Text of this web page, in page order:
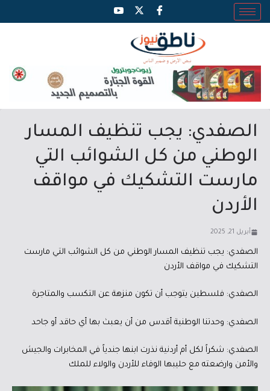
الصفدي: يجب تنظيف المسار
الوطني من كل الشوائب التي
مارست التشكيك في مواقف
الأردن
أبريل 21, 2025
الصفدي: يجب تنظيف المسار الوطني من كل الشوائب التي مارست
التشكيك في مواقف الأردن
الصفدي: فلسطين يتوجب أن تكون منزهة عن التكسب والمتاجرة
الصفدي: وحدتنا الوطنية أقدس من أن يعبث بها أي حاقد أو جاحد
الصفدي: شكراً لكل أم أردنية نذرت ابنها جندياً في المخابرات والجيش
والأمن وارضعته مع حليبها الوفاء للأردن والولاء للملك